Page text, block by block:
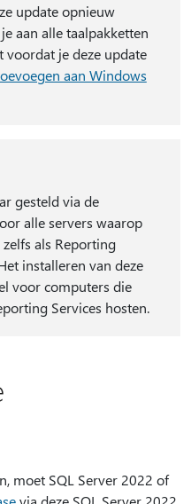
update opnieuw
aan alle taalpakketten
je deze update
aan Windows
gesteld via de
alle servers waarop
als Reporting
installeren van deze
voor computers die
Services hosten.
moet SQL Server 2022 of